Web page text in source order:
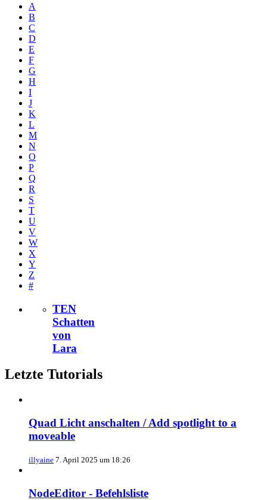
A
B
C
D
E
F
G
H
I
J
K
L
M
N
O
P
Q
R
S
T
U
V
W
X
Y
Z
#
TEN
Schatten
von
Lara
Letzte Tutorials
Quad Licht anschalten / Add spotlight to a
moveable
illyaine 7. April 2025 um 18:26
NodeEditor - Befehlsliste